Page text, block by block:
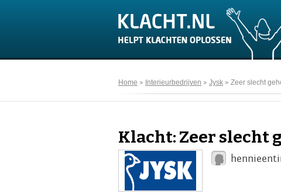
Home Interieurbedrijven Jysk Zeer slecht
Klacht: Zeer slecht